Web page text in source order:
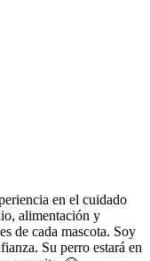
en el cuidado
alimentación y
de cada mascota. Soy
Su perro estará en